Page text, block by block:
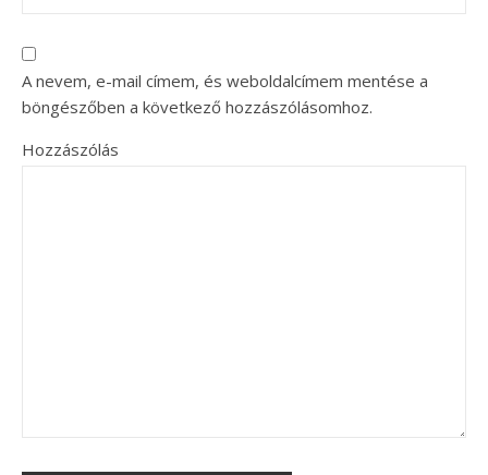
A nevem, e-mail címem, és weboldalcímem mentése a
böngészőben a következő hozzászólásomhoz.
Hozzászólás